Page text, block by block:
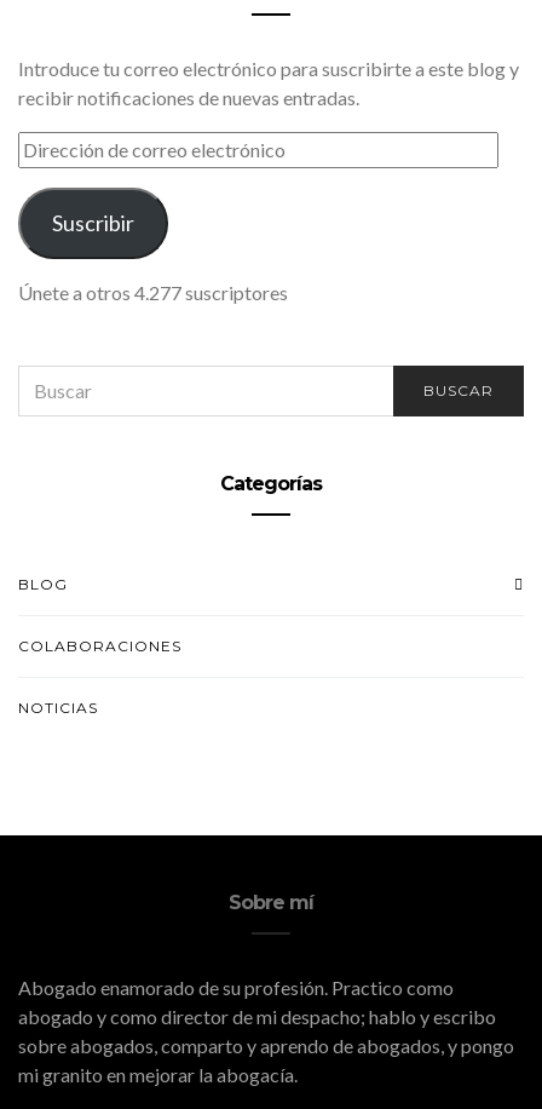
Introduce tu correo electrónico para suscribirte a este blog y
recibir notificaciones de nuevas entradas.
DIRECCIÓN
DE
CORREO
ELECTRÓNICO
Suscribir
Únete a otros 4.277 suscriptores
FOR:
BUSCAR
Categorías
BLOG
COLABORACIONES
NOTICIAS
Sobre mí
Abogado enamorado de su profesión. Practico como
abogado y como director de mi despacho; hablo y escribo
sobre abogados, comparto y aprendo de abogados, y pongo
mi granito en mejorar la abogacía.